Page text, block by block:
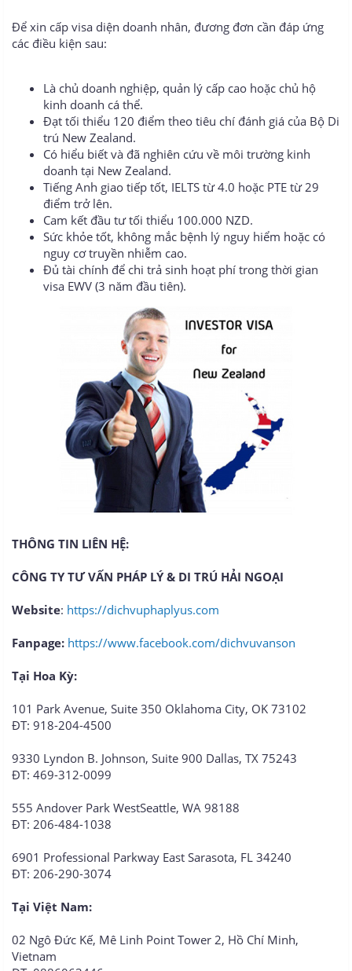
Để xin cấp visa diện doanh nhân, đương đơn cần đáp ứng
các điều kiện sau:
Là chủ doanh nghiệp, quản lý cấp cao hoặc chủ hộ
kinh doanh cá thể.
Đạt tối thiểu 120 điểm theo tiêu chí đánh giá của Bộ Di
trú New Zealand.
Có hiểu biết và đã nghiên cứu về môi trường kinh
doanh tại New Zealand.
Tiếng Anh giao tiếp tốt, IELTS từ 4.0 hoặc PTE từ 29
điểm trở lên.
Cam kết đầu tư tối thiểu 100.000 NZD.
Sức khỏe tốt, không mắc bệnh lý nguy hiểm hoặc có
nguy cơ truyền nhiễm cao.
Đủ tài chính để chi trả sinh hoạt phí trong thời gian
visa EWV (3 năm đầu tiên).
THÔNG TIN LIÊN HỆ:
CÔNG TY TƯ VẤN PHÁP LÝ & DI TRÚ HẢI NGOẠI
Website: https://dichvuphaplyus.com
Fanpage: https://www.facebook.com/dichvuvanson
Tại Hoa Kỳ:
101 Park Avenue, Suite 350 Oklahoma City, OK 73102
ĐT: 918-204-4500
9330 Lyndon B. Johnson, Suite 900 Dallas, TX 75243
ĐT: 469-312-0099
555 Andover Park WestSeattle, WA 98188
ĐT: 206-484-1038
6901 Professional Parkway East Sarasota, FL 34240
ĐT: 206-290-3074
Tại Việt Nam:
02 Ngô Đức Kế, Mê Linh Point Tower 2, Hồ Chí Minh,
Vietnam